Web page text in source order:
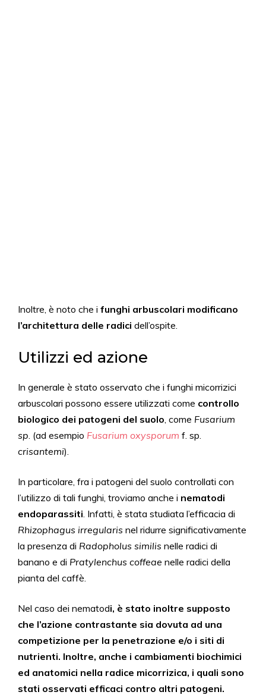
Inoltre, è noto che i funghi arbuscolari modificano
l’architettura delle radici dell’ospite.
Utilizzi ed azione
In generale è stato osservato che i funghi micorrizici
arbuscolari possono essere utilizzati come controllo
biologico dei patogeni del suolo, come Fusarium
sp. (ad esempio Fusarium oxysporum f. sp.
crisantemi).
In particolare, fra i patogeni del suolo controllati con
l’utilizzo di tali funghi, troviamo anche i nematodi
endoparassiti. Infatti, è stata studiata l’efficacia di
Rhizophagus irregularis nel ridurre significativamente
la presenza di Radopholus similis nelle radici di
banano e di Pratylenchus coffeae nelle radici della
pianta del caffè.
Nel caso dei nematodi, è stato inoltre supposto
che l’azione contrastante sia dovuta ad una
competizione per la penetrazione e/o i siti di
nutrienti. Inoltre, anche i cambiamenti biochimici
ed anatomici nella radice micorrizica, i quali sono
stati osservati efficaci contro altri patogeni.